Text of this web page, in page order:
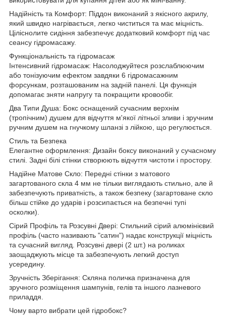
Надійність та Комфорт: Піддон виконаний з якісного акрилу,
який швидко нагрівається, легко чиститься та має міцність.
Ціліснолите сидіння забезпечує додатковий комфорт під час
сеансу гідромасажу.
Функціональність та гідромасаж
Інтенсивний гідромасаж: Насолоджуйтеся розслаблюючим
або тонізуючим ефектом завдяки 6 гідромасажним
форсункам, розташованим на задній панелі. Ця функція
допомагає зняти напругу та покращити кровообіг.
Два Типи Душа: Бокс оснащений сучасним верхнім
(тропічним) душем для відчуття м'якої літньої зливи і зручним
ручним душем на гнучкому шланзі з лійкою, що регулюється.
Стиль та Безпека
Елегантне оформлення: Дизайн боксу виконаний у сучасному
стилі. Задні білі стінки створюють відчуття чистоти і простору.
Надійне Матове Скло: Передні стінки з матового
загартованого скла 4 мм не тільки виглядають стильно, але й
забезпечують приватність, а також безпеку (загартоване скло
більш стійке до ударів і розсипається на безпечні тупі
осколки).
Сірий Профіль та Розсувні Двері: Стильний сірий алюмінієвий
профіль (часто називають "сатин") надає конструкції міцність
та сучасний вигляд. Розсувні двері (2 шт.) на роликах
заощаджують місце та забезпечують легкий доступ
усередину.
Зручність Зберігання: Скляна поличка призначена для
зручного розміщення шампунів, гелів та іншого лазневого
приладдя.
Чому варто вибрати цей гідробокс?